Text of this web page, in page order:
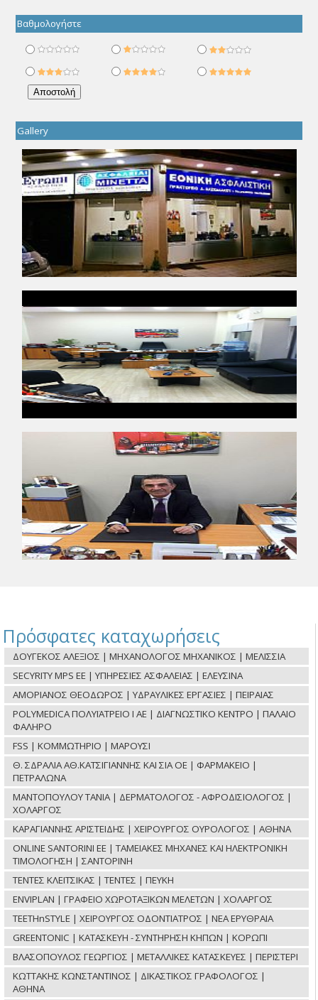
Βαθμολογήστε
Gallery
Πρόσφατες καταχωρήσεις
ΔΟΥΓΕΚΟΣ ΑΛΕΞΙΟΣ | ΜΗΧΑΝΟΛΟΓΟΣ ΜΗΧΑΝΙΚΟΣ | ΜΕΛΙΣΣΙΑ
SECYRITY MPS ΕΕ | ΥΠΗΡΕΣΙΕΣ ΑΣΦΑΛΕΙΑΣ | ΕΛΕΥΣΙΝΑ
ΑΜΟΡΙΑΝΟΣ ΘΕΟΔΩΡΟΣ | ΥΔΡΑΥΛΙΚΕΣ ΕΡΓΑΣΙΕΣ | ΠΕΙΡΑΙΑΣ
POLYMEDICA ΠΟΛΥΪΑΤΡΕΙΟ Ι ΑΕ | ΔΙΑΓΝΩΣΤΙΚΟ ΚΕΝΤΡΟ | ΠΑΛΑΙΟ
ΦΑΛΗΡΟ
FSS | ΚΟΜΜΩΤΗΡΙΟ | ΜΑΡΟΥΣΙ
Θ. ΣΔΡΑΛΙΑ ΑΘ.ΚΑΤΣΙΓΙΑΝΝΗΣ ΚΑΙ ΣΙΑ ΟΕ | ΦΑΡΜΑΚΕΙΟ |
ΠΕΤΡΑΛΩΝΑ
ΜΑΝΤΟΠΟΥΛΟΥ ΤΑΝΙΑ | ΔΕΡΜΑΤΟΛΟΓΟΣ - ΑΦΡΟΔΙΣΙΟΛΟΓΟΣ |
ΧΟΛΑΡΓΟΣ
ΚΑΡΑΓΙΑΝΝΗΣ ΑΡΙΣΤΕΙΔΗΣ | ΧΕΙΡΟΥΡΓΟΣ ΟΥΡΟΛΟΓΟΣ | ΑΘΗΝΑ
ONLINE SANTORINI ΕΕ | ΤΑΜΕΙΑΚΕΣ ΜΗΧΑΝΕΣ ΚΑΙ ΗΛΕΚΤΡΟΝΙΚΗ
ΤΙΜΟΛΟΓΗΣΗ | ΣΑΝΤΟΡΙΝΗ
ΤΕΝΤΕΣ ΚΛΕΙΤΣΙΚΑΣ | ΤΕΝΤΕΣ | ΠΕΥΚΗ
ENVIPLAN | ΓΡΑΦΕΙΟ ΧΩΡΟΤΑΞΙΚΩΝ ΜΕΛΕΤΩΝ | ΧΟΛΑΡΓΟΣ
TEETHnSTYLE | ΧΕΙΡΟΥΡΓΟΣ ΟΔΟΝΤΙΑΤΡΟΣ | ΝΕΑ ΕΡΥΘΡΑΙΑ
GREENTONIC | ΚΑΤΑΣΚΕΥΗ - ΣΥΝΤΗΡΗΣΗ ΚΗΠΩΝ | ΚΟΡΩΠΙ
ΒΛΑΣΟΠΟΥΛΟΣ ΓΕΩΡΓΙΟΣ | ΜΕΤΑΛΛΙΚΕΣ ΚΑΤΑΣΚΕΥΕΣ | ΠΕΡΙΣΤΕΡΙ
ΚΩΤΤΑΚΗΣ ΚΩΝΣΤΑΝΤΙΝΟΣ | ΔΙΚΑΣΤΙΚΟΣ ΓΡΑΦΟΛΟΓΟΣ |
ΑΘΗΝΑ